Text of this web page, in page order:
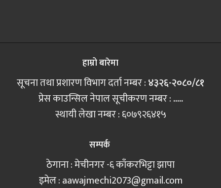
हाम्रो बारेमा
सूचना तथा प्रशारण विभाग दर्ता नम्बर :४३२६-२०८०/८१
प्रेस काउन्सिल नेपाल सूचीकरण नम्बर :.....
स्थायी लेखा नम्बर : ६०७९२६४१५
सम्पर्क
ठेगाना : मेचीनगर -६ काँकरभिट्टा झापा
इमेल :aawajmechi2073@gmail.com